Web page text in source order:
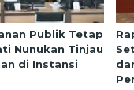
Publik Tetap
Nunukan Tinjau
di Instansi